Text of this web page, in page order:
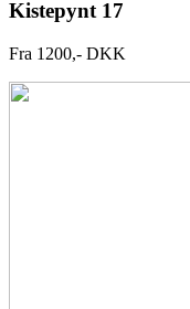
Kistepynt 17
Fra 1200,- DKK